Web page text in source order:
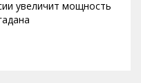
увеличит мощность